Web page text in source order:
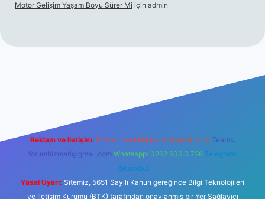
Motor Gelişim Yaşam Boyu Sürer Mi için admin
Reklam ve İletişim: E-mail: backlinkpaneli@gmail.com Teams:
forumhizmeti@gmail.com Whatsapp: 0262 606 0 726 Telegram:
@karabul
Yasal Uyarı: Sitemiz, 5651 Sayılı Kanun gereğince Bilgi Teknolojileri
ve İletişim Kurumu (BTK) tarafından onaylanmış bir Yer Sağlayıcı